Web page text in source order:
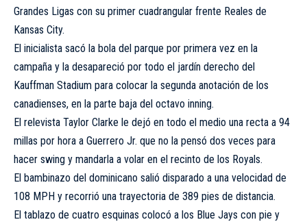
Grandes Ligas con su primer cuadrangular frente Reales de
Kansas City.
El inicialista sacó la bola del parque por primera vez en la
campaña y la desapareció por todo el jardín derecho del
Kauffman Stadium para colocar la segunda anotación de los
canadienses, en la parte baja del octavo inning.
El relevista Taylor Clarke le dejó en todo el medio una recta a 94
millas por hora a Guerrero Jr. que no la pensó dos veces para
hacer swing y mandarla a volar en el recinto de los Royals.
El bambinazo del dominicano salió disparado a una velocidad de
108 MPH y recorrió una trayectoria de 389 pies de distancia.
El tablazo de cuatro esquinas colocó a los Blue Jays con pie y